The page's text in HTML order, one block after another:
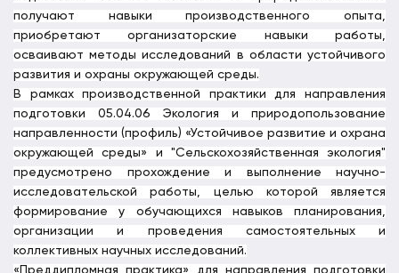
получают навыки производственного опыта,
приобретают организаторские навыки работы,
осваивают методы исследований в области устойчивого
развития и охраны окружающей среды.
В рамках производственной практики для направления
подготовки 05.04.06 Экология и природопользование
направленности (профиль) «Устойчивое развитие и охрана
окружающей среды» и "Сельскохозяйственная экология"
предусмотрено прохождение и выполнение научно-
исследовательской работы, целью которой является
формирование у обучающихся навыков планирования,
организации и проведения самостоятельных и
коллективных научных исследований.
«Преддипломная практика» для направления подготовки